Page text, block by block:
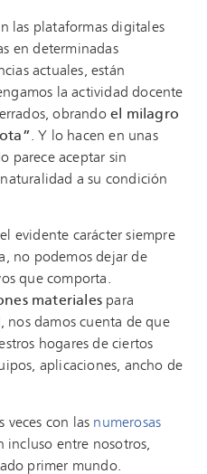
las plataformas digitales
en determinadas
actuales, están
la actividad docente
obrandoel milagro
. Y lo hacen en unas
parece aceptar sin
a su condición
evidente carácter siempre
no podemos dejar de
que comporta.
materiales para
nos damos cuenta de que
hogares de ciertos
aplicaciones, ancho de
veces con las numerosas
incluso entre nosotros,
primer mundo.